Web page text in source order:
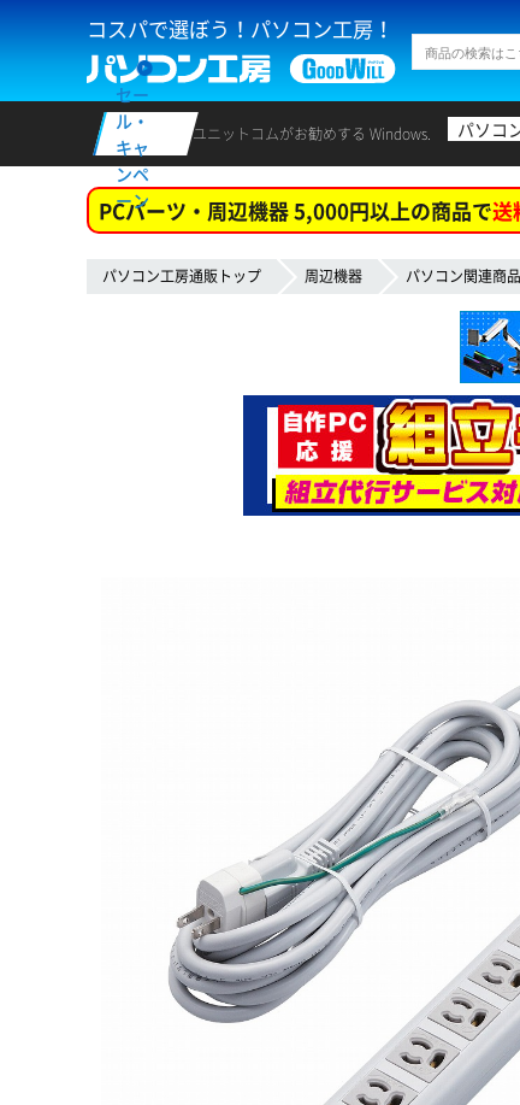
コスパで選ぼう！パソコン工房！
セー
ル・
キャ
ンペ
ーン
ユニットコムがお勧めする Windows. パソコ
PCパーツ・周辺機器 5,000円以上の商品で送
パソコン工房通販トップ 周辺機器 パソコン関連商品